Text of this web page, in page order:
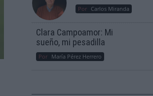
Por Carlos Miranda
Clara Campoamor: Mi
sueño, mi pesadilla
Por María Pérez Herrero